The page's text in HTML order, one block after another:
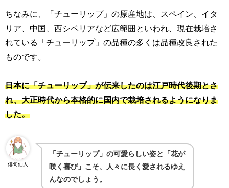
ちなみに、「チューリップ」の原産地は、スペイン、イタ
リア、中国、西シベリアなど広範囲といわれ、現在栽培さ
れている「チューリップ」の品種の多くは品種改良された
ものです。
日本に「チューリップ」が伝来したのは江戸時代後期とさ
れ、大正時代から本格的に国内で栽培されるようになりま
した。
俳句仙人
「チューリップ」の可愛らしい姿と「花が
咲く喜び」こそ、人々に長く愛されるゆえ
んなのでしょう。